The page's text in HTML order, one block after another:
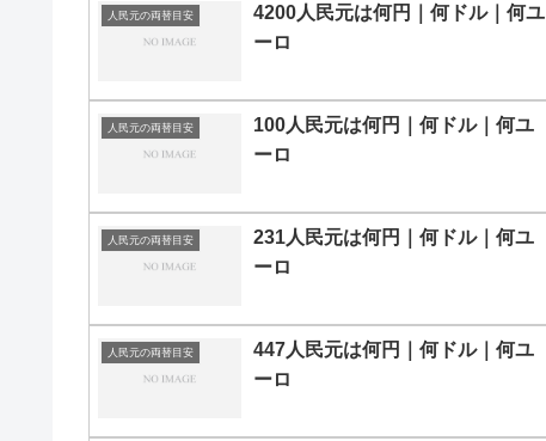
人民元の両替目安
4200人民元は何円｜何ドル｜何ユ
ーロ
人民元の両替目安
100人民元は何円｜何ドル｜何ユ
ーロ
人民元の両替目安
231人民元は何円｜何ドル｜何ユ
ーロ
人民元の両替目安
447人民元は何円｜何ドル｜何ユ
ーロ